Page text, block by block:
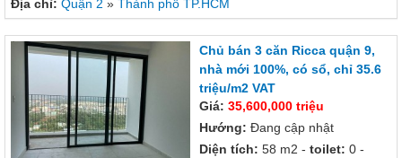
Địa chỉ: Quận 2 » Thành phố TP.HCM
Chủ bán 3 căn Ricca quận 9,
nhà mới 100%, có sổ, chỉ 35.6
triệu/m2 VAT
Giá: 35,600,000 triệu
Hướng: Đang cập nhật
Diện tích: 58 m2 - toilet: 0 -